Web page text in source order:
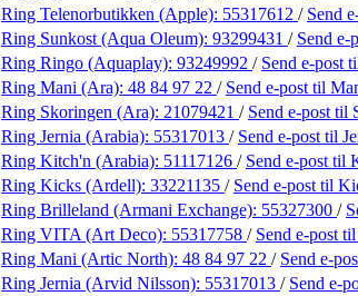
Ring Telenorbutikken (Apple): 55317612 / Send
Ring Sunkost (Aqua Oleum): 93299431 / Send e-
Ring Ringo (Aquaplay): 93249992 / Send e-post
Ring Mani (Ara): 48 84 97 22 / Send e-post til
Ring Skoringen (Ara): 21079421 / Send e-post til
Ring Jernia (Arabia): 55317013 / Send e-post til
Ring Kitch'n (Arabia): 51117126 / Send e-post til
Ring Kicks (Ardell): 33221135 / Send e-post til
Ring Brilleland (Armani Exchange): 55327300 /
Ring VITA (Art Deco): 55317758 / Send e-post til
Ring Mani (Artic North): 48 84 97 22 / Send e-
Ring Jernia (Arvid Nilsson): 55317013 / Send e-